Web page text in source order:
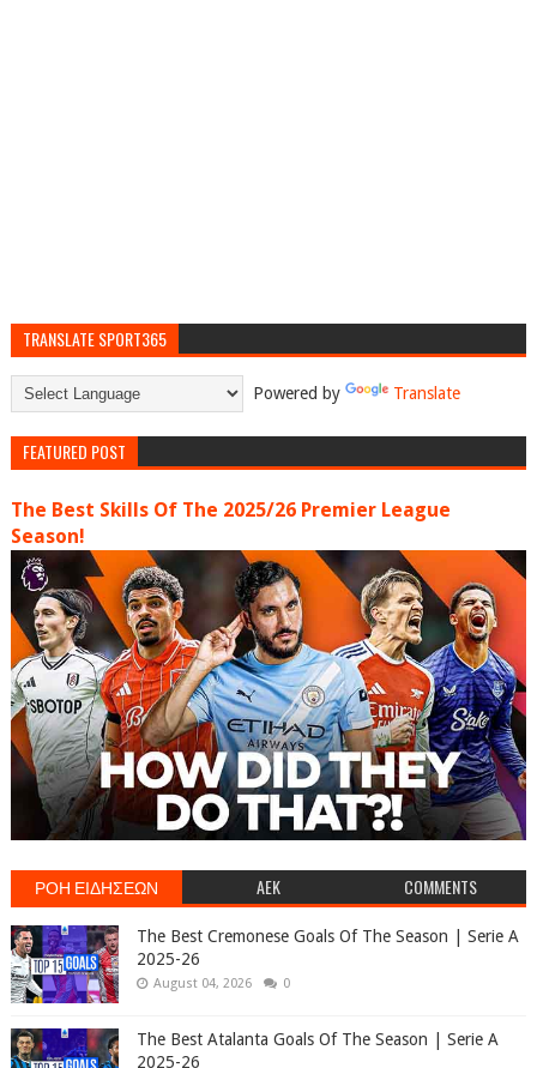
TRANSLATE SPORT365
Powered by Translate
FEATURED POST
The Best Skills Of The 2025/26 Premier League
Season!
ΡΟΗ ΕΙΔΗΣΕΩΝ AEK COMMENTS
The Best Cremonese Goals Of The Season | Serie A
2025-26
August 04, 2026 0
The Best Atalanta Goals Of The Season | Serie A
2025-26